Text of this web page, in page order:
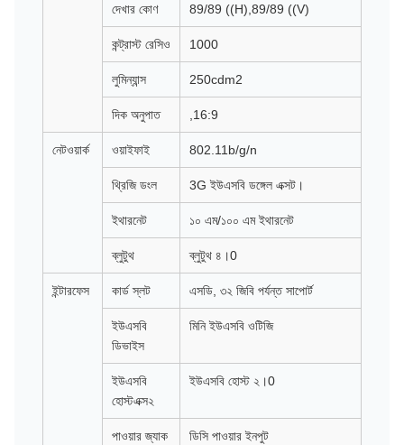
দেখার কোণ 89/89 ((H),89/89 ((V)
কন্ট্রাস্ট রেসিও 1000
লুমিন্যান্স 250cdm2
দিক অনুপাত ,16:9
নেটওয়ার্ক ওয়াইফাই 802.11b/g/n
থ্রিজি ডংল 3G ইউএসবি ডঙ্গেল এক্সট।
ইথারনেট ১০ এম/১০০ এম ইথারনেট
ব্লুটুথ ব্লুটুথ ৪।0
ইন্টারফেস কার্ড স্লট এসডি, ৩২ জিবি পর্যন্ত সাপোর্ট
ইউএসবি
ডিভাইস
মিনি ইউএসবি ওটিজি
ইউএসবি
হোস্টএক্স২
ইউএসবি হোস্ট ২।0
পাওয়ার জ্যাক ডিসি পাওয়ার ইনপুট